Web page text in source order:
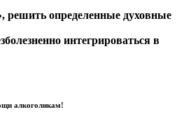
решить определенные духовные
интегрироваться в
алкоголикам!